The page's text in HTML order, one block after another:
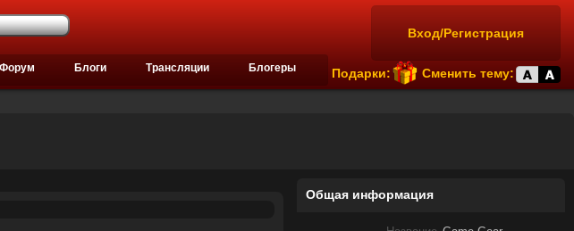
Вход/Регистрация
Подарки: Сменить тему:
Форум Блоги Трансляции Блогеры
Общая информация